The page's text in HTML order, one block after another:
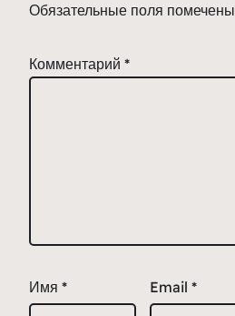
Обязательные поля помечены
Комментарий *
Имя * Email *